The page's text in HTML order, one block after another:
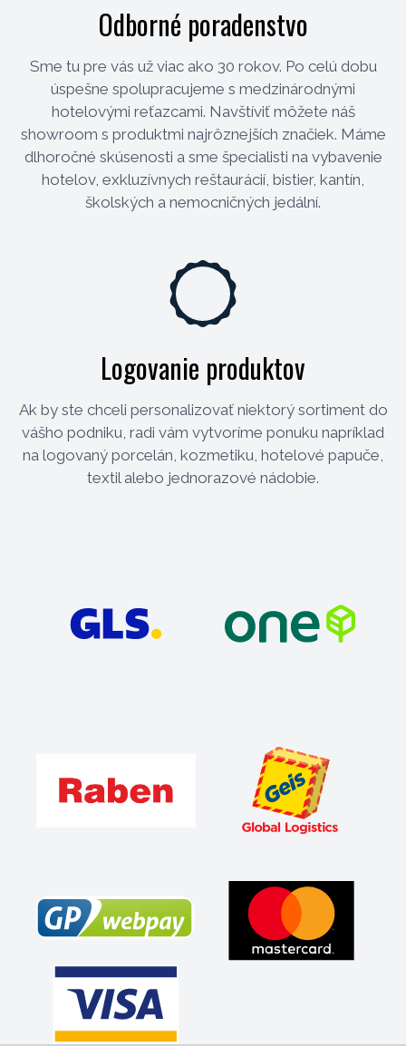
Odborné poradenstvo
Sme tu pre vás už viac ako 30 rokov. Po celú dobu
úspešne spolupracujeme s medzinárodnými
hotelovými reťazcami. Navštíviť môžete náš
showroom s produktmi najrôznejších značiek. Máme
dlhoročné skúsenosti a sme špecialisti na vybavenie
hotelov, exkluzívnych reštaurácií, bistier, kantín,
školských a nemocničných jedální.
Logovanie produktov
Ak by ste chceli personalizovať niektorý sortiment do
vášho podniku, radi vám vytvoríme ponuku napríklad
na logovaný porcelán, kozmetiku, hotelové papuče,
textil alebo jednorazové nádobie.